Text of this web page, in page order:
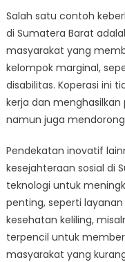
Salah satu contoh
di Sumatera Barat
masyarakat yang
kelompok marginal,
disabilitas. Koperasi ini
kerja dan
namun juga
Pendekatan inovatif
kesejahteraan sosial di
teknologi untuk
penting, seperti
kesehatan keliling,
terpencil untuk
masyarakat yang